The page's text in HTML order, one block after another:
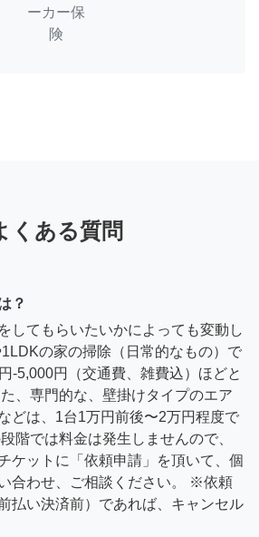
ーカー保
険
くある質問
？
してもらいたいかによっても変動し
の家の掃除（日常的なもの）で
-5,000円（交通費、雑費込）ほどと
、専門的な、壁掛けタイプのエア
どは、1台1万円前後〜2万円程度で
階では料金は発生しませんので、
ケットに「依頼申請」を頂いて、個
合わせ、ご相談ください。 ※依頼
払い決済前）であれば、キャンセル